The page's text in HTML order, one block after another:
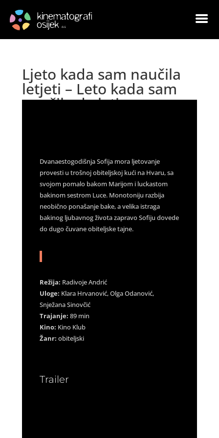
Ljeto kada sam naučila
letjeti – Leto kada sam
naučila da letim
Dvanaestogodišnja Sofija mora ljetovanje
provesti u trošnoj obiteljskoj kući na Hvaru, sa
svojom pomalo bakom Marijom i luckastom
bakinom sestrom Luce. Monotoniju razbija
neobično ponašanje bake, a velika istraga
bakinog ljubavnog života zapravo Sofiju dovede
do dugo čuvane obiteljske tajne.
Režija: Radivoje Andrić
Uloge: Klara Hrvanović, Olga Odanović,
Snježana Sinovčić
Trajanje: 89 min
Kino: Kino Klub
Žanr: obiteljski
Trailer